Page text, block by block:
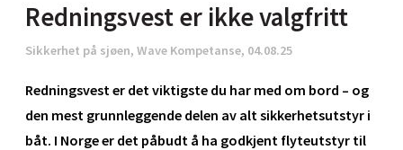
Redningsvest er ikke valgfritt
Sikkerhet på sjøen, Wave Kompetanse, 04.08.25
Redningsvest er det viktigste du har med om bord – og
den mest grunnleggende delen av alt sikkerhetsutstyr i
båt. I Norge er det påbudt å ha godkjent flyteutstyr til